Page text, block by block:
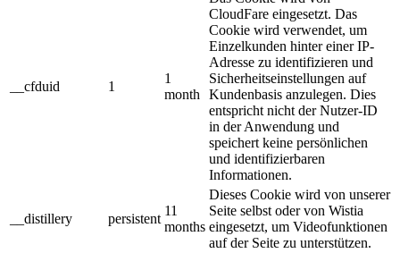
__cfduid 1
1
month
CloudFare eingesetzt. Das
Cookie wird verwendet, um
Einzelkunden hinter einer IP-
Adresse zu identifizieren und
Sicherheitseinstellungen auf
Kundenbasis anzulegen. Dies
entspricht nicht der Nutzer-ID
in der Anwendung und
speichert keine persönlichen
und identifizierbaren
Informationen.
__distillery persistent
11
months
Dieses Cookie wird von unserer
Seite selbst oder von Wistia
eingesetzt, um Videofunktionen
auf der Seite zu unterstützen.